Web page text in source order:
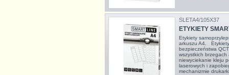
SLETA4/105X37
ETYKIETY
Etykiety
arkuszu A4.
bezpieczeństwa
wszystkich brzegach
niewyciekanie kleju
laserowych i
mechanizmie